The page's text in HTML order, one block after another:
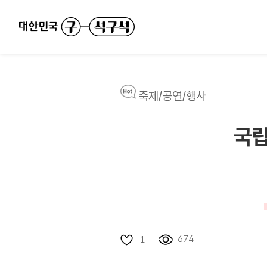
축제/공연/행사
국
1 674